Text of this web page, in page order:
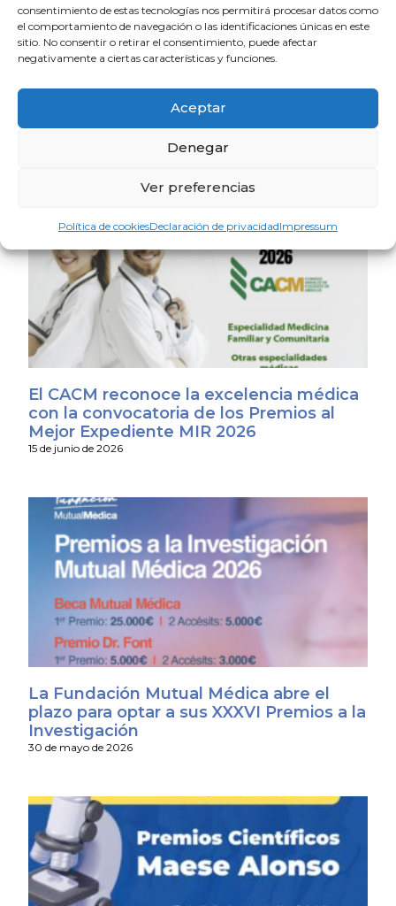
consentimiento de estas tecnologías nos permitirá procesar datos como
el comportamiento de navegación o las identificaciones únicas en este
sitio. No consentir o retirar el consentimiento, puede afectar
negativamente a ciertas características y funciones.
Aceptar
Denegar
Ver preferencias
Política de cookiesDeclaración de privacidadImpressum
La OMC convoca la VIII edición de los
Premios Médicos y Pacientes
El CACM reconoce la excelencia médica
con la convocatoria de los Premios al
Mejor Expediente MIR 2026
15 de junio de 2026
La Fundación Mutual Médica abre el
plazo para optar a sus XXXVI Premios a la
Investigación
30 de mayo de 2026